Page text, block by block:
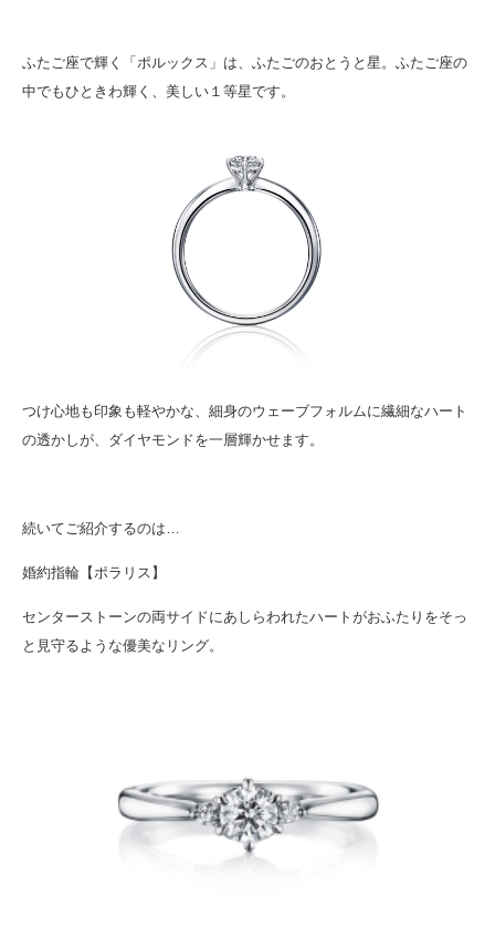
ふたご座で輝く「ポルックス」は、ふたごのおとうと星。ふたご座の
中でもひときわ輝く、美しい１等星です。
つけ心地も印象も軽やかな、細身のウェーブフォルムに繊細なハート
の透かしが、ダイヤモンドを一層輝かせます。
続いてご紹介するのは…
婚約指輪【ポラリス】
センターストーンの両サイドにあしらわれたハートがおふたりをそっ
と見守るような優美なリング。